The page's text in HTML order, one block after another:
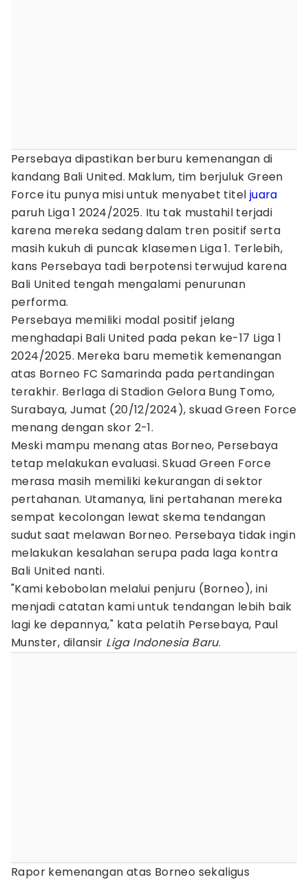
Persebaya dipastikan berburu kemenangan di
kandang Bali United. Maklum, tim berjuluk Green
Force itu punya misi untuk menyabet titel juara
paruh Liga 1 2024/2025. Itu tak mustahil terjadi
karena mereka sedang dalam tren positif serta
masih kukuh di puncak klasemen Liga 1. Terlebih,
kans Persebaya tadi berpotensi terwujud karena
Bali United tengah mengalami penurunan
performa.
Persebaya memiliki modal positif jelang
menghadapi Bali United pada pekan ke-17 Liga 1
2024/2025. Mereka baru memetik kemenangan
atas Borneo FC Samarinda pada pertandingan
terakhir. Berlaga di Stadion Gelora Bung Tomo,
Surabaya, Jumat (20/12/2024), skuad Green Force
menang dengan skor 2-1.
Meski mampu menang atas Borneo, Persebaya
tetap melakukan evaluasi. Skuad Green Force
merasa masih memiliki kekurangan di sektor
pertahanan. Utamanya, lini pertahanan mereka
sempat kecolongan lewat skema tendangan
sudut saat melawan Borneo. Persebaya tidak ingin
melakukan kesalahan serupa pada laga kontra
Bali United nanti.
"Kami kebobolan melalui penjuru (Borneo), ini
menjadi catatan kami untuk tendangan lebih baik
lagi ke depannya," kata pelatih Persebaya, Paul
Munster, dilansir Liga Indonesia Baru.
Rapor kemenangan atas Borneo sekaligus